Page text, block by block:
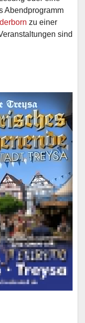
Abendprogramm
zu einer
sind